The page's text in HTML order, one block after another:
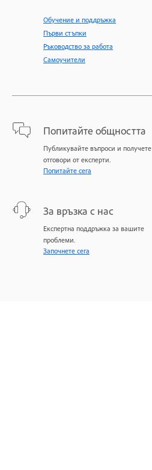
Обучение и поддръжка
Първи стъпки
Ръководство за работа
Самоучители
Попитайте общността
Публикувайте въпроси и получете
отговори от експерти.
Попитайте сега
За връзка с нас
Експертна поддръжка за вашите
проблеми.
Започнете сега